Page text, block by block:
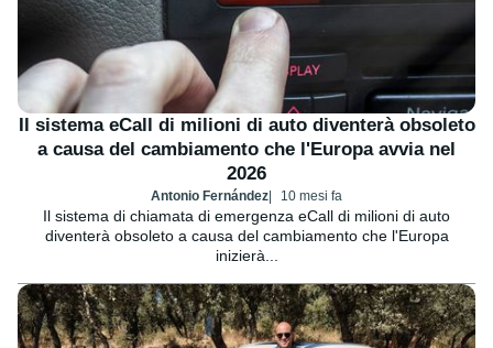
Il sistema eCall di milioni di auto diventerà obsoleto
a causa del cambiamento che l'Europa avvia nel
2026
Antonio Fernández 10 mesi fa
Il sistema di chiamata di emergenza eCall di milioni di auto
diventerà obsoleto a causa del cambiamento che l'Europa
inizierà...